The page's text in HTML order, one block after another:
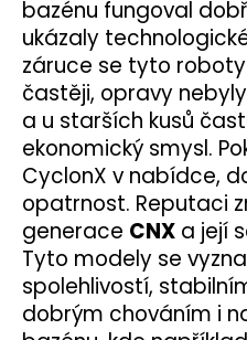
bazénu fungoval
ukázaly
záruce se tyto
častěji, opravy
a u starších kusů
ekonomický smysl.
CyclonX v nabídce,
opatrnost. Reputaci
generace CNX a její
Tyto modely se
spolehlivostí,
dobrým chováním i